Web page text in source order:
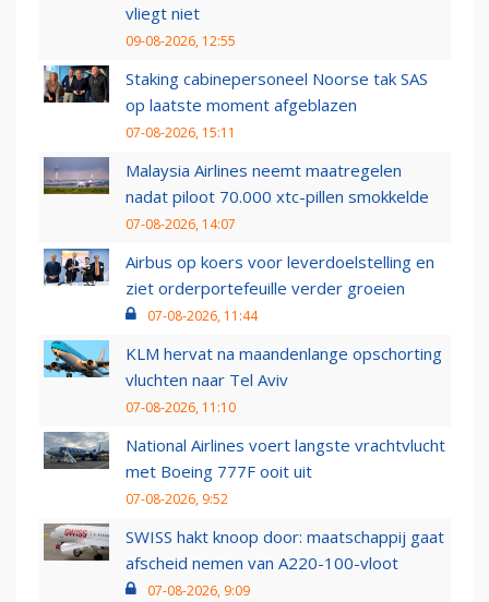
vliegt niet
09-08-2026, 12:55
Staking cabinepersoneel Noorse tak SAS
op laatste moment afgeblazen
07-08-2026, 15:11
Malaysia Airlines neemt maatregelen
nadat piloot 70.000 xtc-pillen smokkelde
07-08-2026, 14:07
Airbus op koers voor leverdoelstelling en
ziet orderportefeuille verder groeien
07-08-2026, 11:44
KLM hervat na maandenlange opschorting
vluchten naar Tel Aviv
07-08-2026, 11:10
National Airlines voert langste vrachtvlucht
met Boeing 777F ooit uit
07-08-2026, 9:52
SWISS hakt knoop door: maatschappij gaat
afscheid nemen van A220-100-vloot
07-08-2026, 9:09